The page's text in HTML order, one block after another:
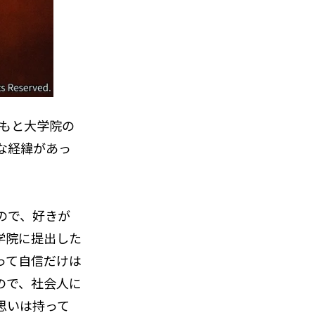
と大学院の
経緯があっ
で、好きが
院に提出した
て自信だけは
で、社会人に
いは持って